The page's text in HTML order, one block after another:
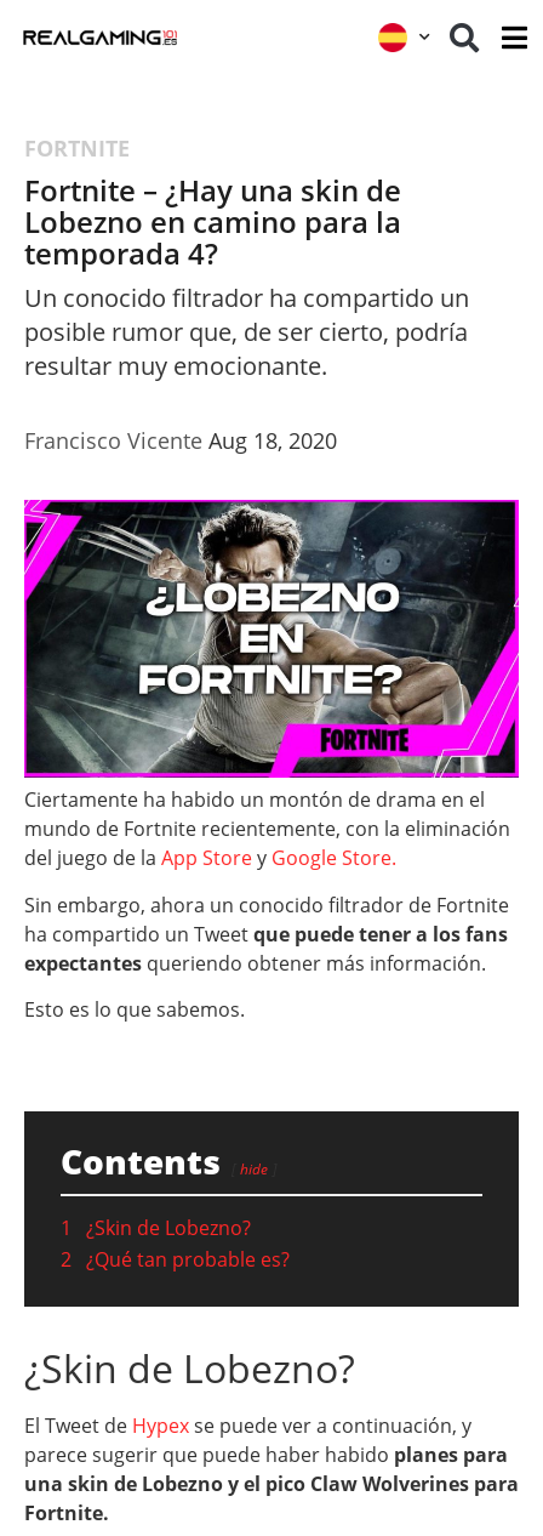
FORTNITE
Fortnite – ¿Hay una skin de
Lobezno en camino para la
temporada 4?
Un conocido filtrador ha compartido un
posible rumor que, de ser cierto, podría
resultar muy emocionante.
Francisco Vicente Aug 18, 2020
Ciertamente ha habido un montón de drama en el
mundo de Fortnite recientemente, con la eliminación
del juego de la App Storey Google Store.
Sin embargo, ahora un conocido filtrador de Fortnite
ha compartido un Tweetque puede tener a los fans
expectantes queriendo obtener más información.
Esto es lo que sabemos.
Contents hide
1
¿Skin de Lobezno?
2 ¿Qué tan probable es?
¿Skin de Lobezno?
El Tweet de Hypexse puede ver a continuación, y
parece sugerir que puede haber habido planes para
una skin de Lobezno y el pico Claw Wolverines para
Fortnite.